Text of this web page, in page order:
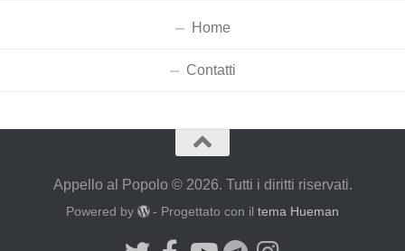
Home
Contatti
Appello al Popolo © 2026. Tutti i diritti riservati.
Powered by - Progettato con iltema Hueman